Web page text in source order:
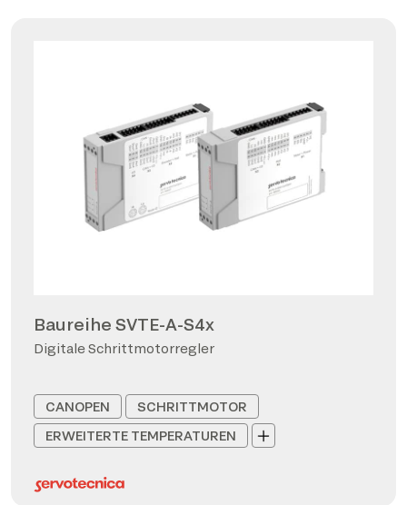
Baureihe SVTE-A-S4x
Digitale Schrittmotorregler
CANOPEN
SCHRITTMOTOR
ERWEITERTE TEMPERATUREN